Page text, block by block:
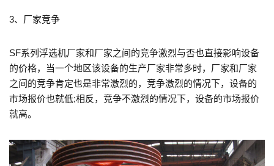
3、厂家竞争
SF系列浮选机厂家和厂家之间的竞争激烈与否也直接影响设备
的价格，当一个地区该设备的生产厂家非常多时，厂家和厂家
之间的竞争肯定也是非常激烈的，竞争激烈的情况下，设备的
市场报价也就低;相反，竞争不激烈的情况下，设备的市场报价
就高。